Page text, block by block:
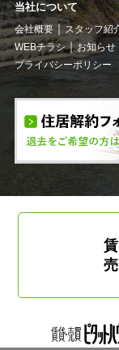
当社について
会社概要 スタッフ紹
WEBチラシ
お知らせ
プライバシーポリシー